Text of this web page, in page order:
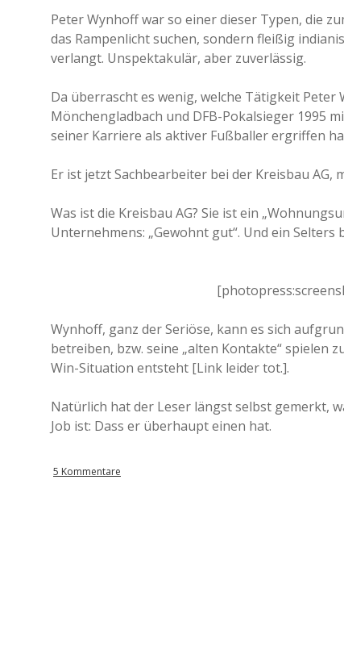
Peter Wynhoff war so einer dieser Typen, die
das Rampenlicht suchen, sondern fleißig
verlangt. Unspektakulär, aber zuverlässig.
Da überrascht es wenig, welche Tätigkeit
Mönchengladbach und DFB-Pokalsieger 1995
seiner Karriere als aktiver Fußballer ergriffen
Er ist jetzt Sachbearbeiter bei der Kreisbau
Was ist die Kreisbau AG? Sie ist ein
Unternehmens: „Gewohnt gut“. Und ein Selters
Wynhoff, ganz der Seriöse, kann es sich
betreiben, bzw. seine „alten Kontakte“ spielen
Win-Situation entsteht [Link leider tot.].
Natürlich hat der Leser längst selbst gemerkt,
Job ist: Dass er überhaupt einen hat.
5 Kommentare